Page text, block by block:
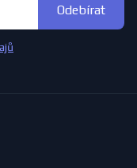
Odebírat